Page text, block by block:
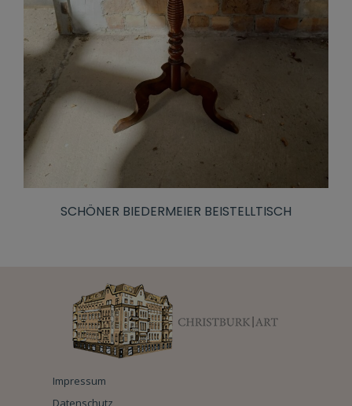
SCHÖNER BIEDERMEIER BEISTELLTISCH
Impressum
Datenschutz